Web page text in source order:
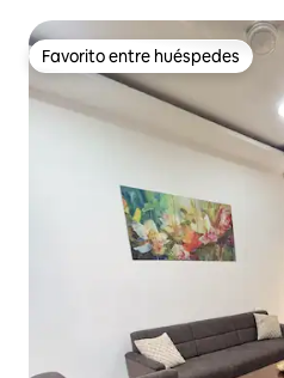
Favorito entre huéspedes
Favorito entre huéspedes